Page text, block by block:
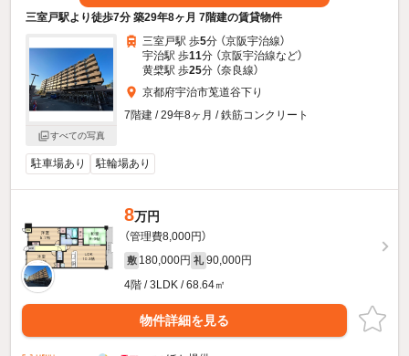
三室戸駅より徒歩7分 築29年8ヶ月 7階建の賃貸物件
すべての写真
三室戸駅 歩5分 （京阪宇治線）
宇治駅 歩11分 （京阪宇治線など）
黄檗駅 歩25分 （奈良線）
京都府宇治市莵道谷下り
7階建 / 29年8ヶ月 / 鉄筋コンクリート
駐車場あり 駐輪場あり
8万円
（管理費8,000円）
敷 180,000円 礼 90,000円
4階 / 3LDK / 68.64㎡
物件詳細を見る